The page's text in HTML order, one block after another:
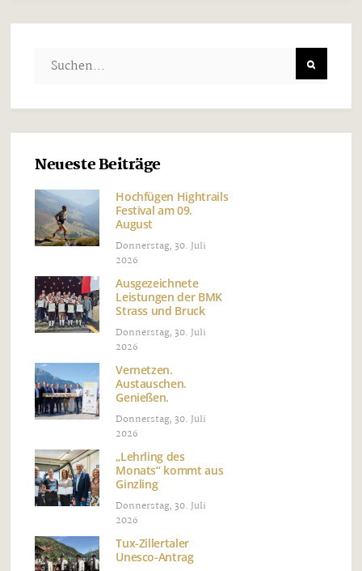
Neueste Beiträge
Hochfügen Hightrails
Festival am 09.
August
Donnerstag, 30. Juli
2026
Ausgezeichnete
Leistungen der BMK
Strass und Bruck
Donnerstag, 30. Juli
2026
Vernetzen.
Austauschen.
Genießen.
Donnerstag, 30. Juli
2026
„Lehrling des
Monats“ kommt aus
Ginzling
Donnerstag, 30. Juli
2026
Tux-Zillertaler
Unesco-Antrag